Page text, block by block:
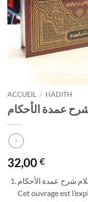
ACCUEIL / HADITH
شرح عمدة الأحكام
32,00 €
شرح عمدة الأحكام
Cet ouvrage est